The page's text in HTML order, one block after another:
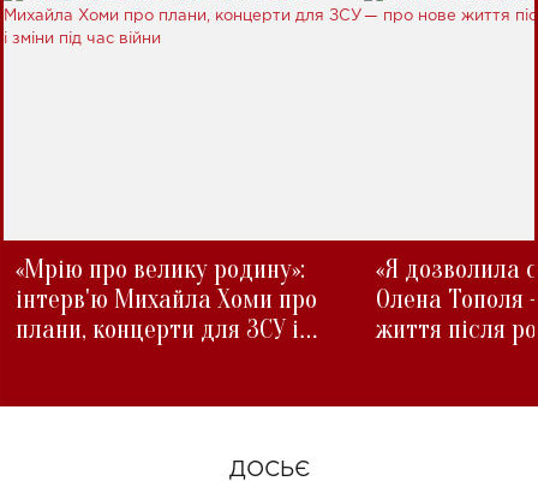
«Мрію про велику родину»:
інтерв'ю Михайла Хоми про
плани, концерти для ЗСУ і
«Я дозволила
Олена Тополя
життя після
ДОСЬЄ